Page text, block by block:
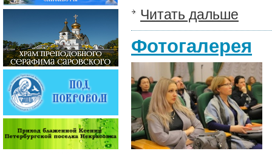
Читать дальше
Фотогалерея